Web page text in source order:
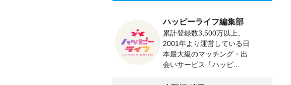
ハッピーライフ編集部
累計登録数3,500万以上、
2001年より運営している日
本最大級のマッチング・出
会いサービス「ハッピ...